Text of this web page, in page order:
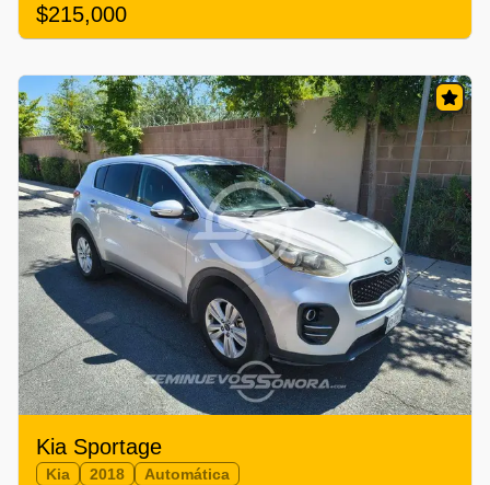
$215,000
Kia Sportage
Kia 2018
Automática